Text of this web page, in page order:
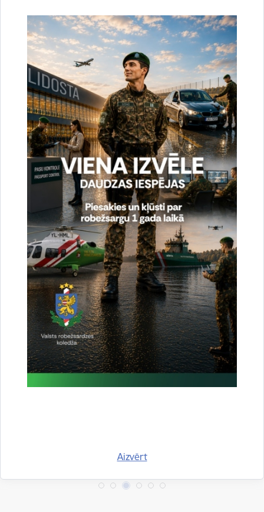
Aizvērt
personu pārvadātāji.
Sagatavoja:
Jolanta Babiško
Valsts robežsardzes Galvenās pārvaldes Stratēģiskās attīstības
un sabiedrisko attiecību nodaļas vecākā speciāliste
67075617, mob.20364206
e-pasts:jolanta.babisko@rs.gov.lv
Saistītas tēmas
Aktualitātes: Konstatētie pārkāpumi
Drukāt lapu
Dalīties